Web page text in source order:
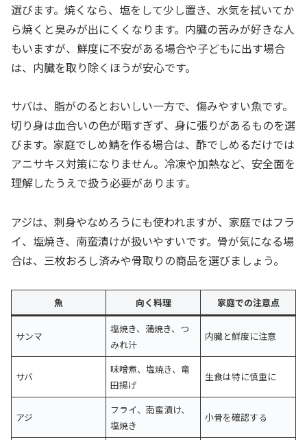
選びます。焼くなら、塩をして少し置き、水気を拭いてか
ら焼くと臭みが出にくくなります。内臓の苦みが好きな人
もいますが、鮮度に不安がある場合や子どもに出す場合
は、内臓を取り除くほうが安心です。
サバは、脂がのるとおいしい一方で、傷みやすい魚です。
切り身は血合いの色が暗すぎず、身に張りがあるものを選
びます。家庭でしめ鯖を作る場合は、酢でしめるだけでは
アニサキス対策になりません。冷凍や加熱など、安全面を
理解したうえで扱う必要があります。
アジは、刺身やなめろうにも使われますが、家庭ではフラ
イ、塩焼き、南蛮漬けが扱いやすいです。骨が気になる場
合は、三枚おろし済みや骨取りの商品を選びましょう。
魚 向く料理 家庭での注意点
サンマ
塩焼き、蒲焼き、つ
みれ汁
内臓と鮮度に注意
サバ
味噌煮、塩焼き、竜
田揚げ
生食は特に慎重に
アジ
フライ、南蛮漬け、
塩焼き
小骨を確認する